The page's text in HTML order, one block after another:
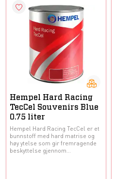
Hempel Hard Racing
TecCel Souvenirs Blue
0.75 liter
Hempel Hard Racing TecCel er et
bunnstoff med hard matrise og
høy ytelse som gir fremragende
beskyttelse gjennom...